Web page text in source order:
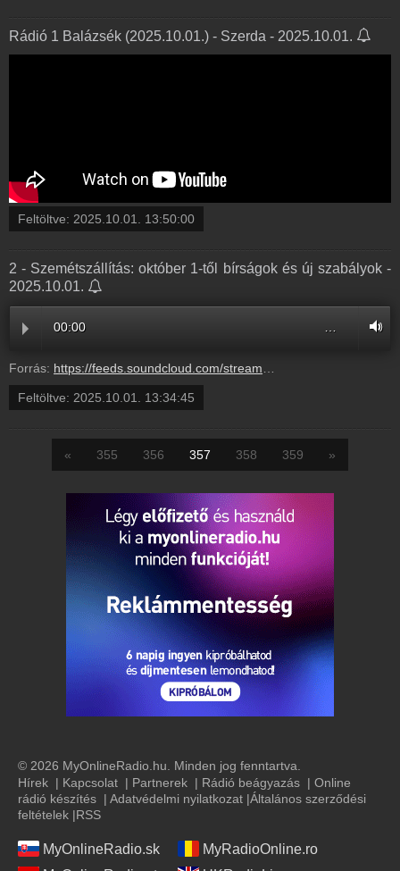
Rádió 1 Balázsék (2025.10.01.) - Szerda - 2025.10.01.
Feltöltve: 2025.10.01. 13:50:00
2 - Szemétszállítás: október 1-től bírságok és új szabályok -
2025.10.01.
00:00
Forrás: https://feeds.soundcloud.com/stream/2179923355-radio1hungary-2-szemetszallitas-oktober-1-tol-birsagok-es-uj-szabalyok-2.mp3
Feltöltve: 2025.10.01. 13:34:45
« 355 356 357 358 359 »
© 2026 MyOnlineRadio.hu. Minden jog fenntartva.
Hírek | Kapcsolat | Partnerek | Rádió beágyazás | Online
rádió készítés | Adatvédelmi nyilatkozat |Általános szerződési
feltételek |RSS
MyOnlineRadio.sk
MyRadioOnline.ro